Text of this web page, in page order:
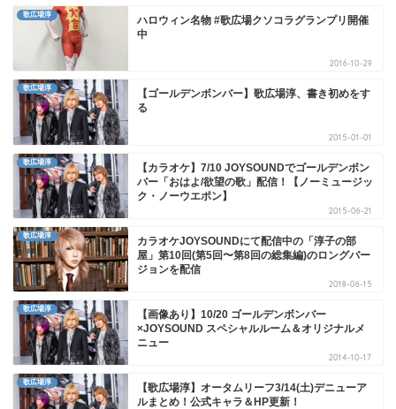
歌広場淳
ハロウィン名物 #歌広場クソコラグランプリ開催
中
2016-10-29
歌広場淳
【ゴールデンボンバー】歌広場淳、書き初めをす
る
2015-01-01
歌広場淳
【カラオケ】7/10 JOYSOUNDでゴールデンボン
バー「おはよ/欲望の歌」配信！【ノーミュージッ
ク・ノーウエポン】
2015-06-21
歌広場淳
カラオケJOYSOUNDにて配信中の「淳子の部
屋」第10回(第5回〜第8回の総集編)のロングバー
ジョンを配信
2018-06-15
歌広場淳
【画像あり】10/20 ゴールデンボンバー
×JOYSOUND スペシャルルーム＆オリジナルメ
ニュー
2014-10-17
歌広場淳
【歌広場淳】オータムリーフ3/14(土)デニューア
ルまとめ！公式キャラ＆HP更新！